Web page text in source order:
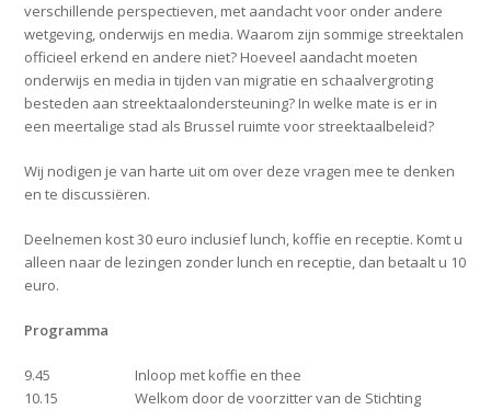
verschillende perspectieven, met aandacht voor onder andere
wetgeving, onderwijs en media. Waarom zijn sommige streektalen
officieel erkend en andere niet? Hoeveel aandacht moeten
onderwijs en media in tijden van migratie en schaalvergroting
besteden aan streektaalondersteuning? In welke mate is er in
een meertalige stad als Brussel ruimte voor streektaalbeleid?
Wij nodigen je van harte uit om over deze vragen mee te denken
en te discussiëren.
Deelnemen kost 30 euro inclusief lunch, koffie en receptie. Komt u
alleen naar de lezingen zonder lunch en receptie, dan betaalt u 10
euro.
Programma
9.45
Inloop met koffie en thee
10.15
Welkom door de voorzitter van de Stichting